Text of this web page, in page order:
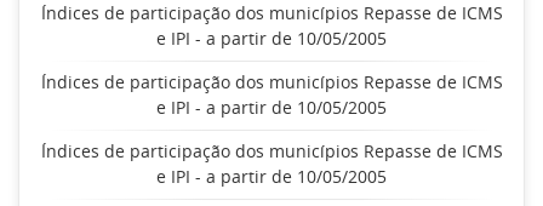
Índices de participação dos municípios Repasse de ICMS
e IPI - a partir de 10/05/2005
Índices de participação dos municípios Repasse de ICMS
e IPI - a partir de 10/05/2005
Índices de participação dos municípios Repasse de ICMS
e IPI - a partir de 10/05/2005